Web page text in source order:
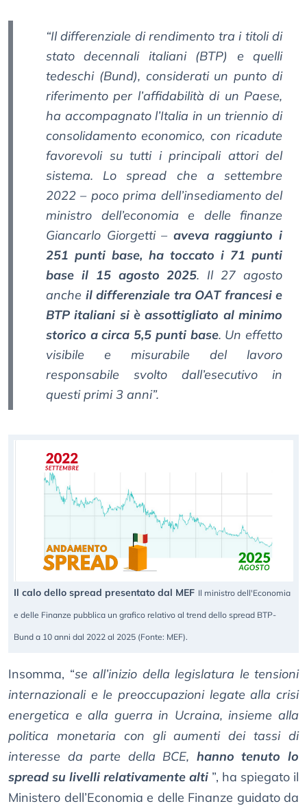
“Il differenziale di rendimento tra i titoli di
stato decennali italiani (BTP) e quelli
tedeschi (Bund), considerati un punto di
riferimento per l’affidabilità di un Paese,
ha accompagnato l’Italia in un triennio di
consolidamento economico, con ricadute
favorevoli su tutti i principali attori del
sistema. Lo spread che a settembre
2022 – poco prima dell’insediamento del
ministro dell’economia e delle finanze
Giancarlo Giorgetti – aveva raggiunto i
251 punti base, ha toccato i 71 punti
base il 15 agosto 2025. Il 27 agosto
anche il differenziale tra OAT francesi e
BTP italiani si è assottigliato al minimo
storico a circa 5,5 punti base. Un effetto
visibile e misurabile del lavoro
responsabile svolto dall’esecutivo in
questi primi 3 anni”.
Il calo dello spread presentato dal MEF Il ministro dell'Economia
e delle Finanze pubblica un grafico relativo al trend dello spread BTP-
Bund a 10 anni dal 2022 al 2025 (Fonte: MEF).
Insomma, “se all’inizio della legislatura le tensioni
internazionali e le preoccupazioni legate alla crisi
energetica e alla guerra in Ucraina, insieme alla
politica monetaria con gli aumenti dei tassi di
interesse da parte della BCE, hanno tenuto lo
spread su livelli relativamente alti ”, ha spiegato il
Ministero dell’Economia e delle Finanze guidato da